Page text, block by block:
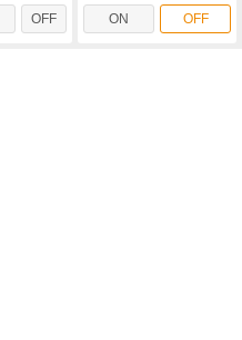
OFF ON OFF